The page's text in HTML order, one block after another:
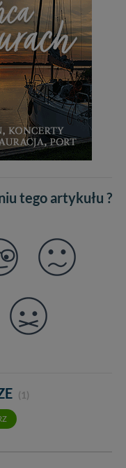
tego artykułu ?
(1)